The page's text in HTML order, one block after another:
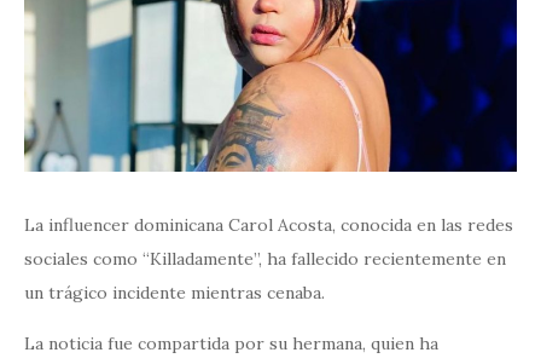
La influencer dominicana Carol Acosta, conocida en las redes
sociales como “Killadamente”, ha fallecido recientemente en
un trágico incidente mientras cenaba.
La noticia fue compartida por su hermana, quien ha